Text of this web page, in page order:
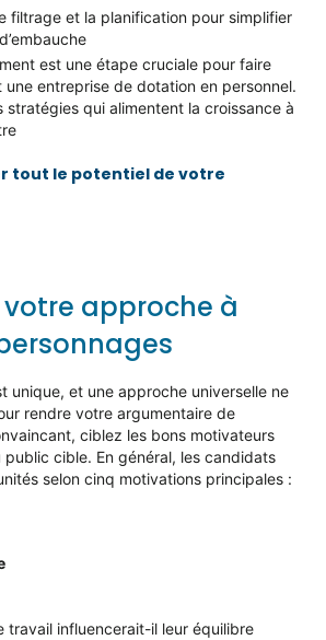
filtrage et la planification pour simplifier
est une étape cruciale pour faire
entreprise de dotation en personnel.
stratégies qui alimentent la croissance à
tout le potentiel de votre
approche à
unique, et une approche universelle ne
rendre votre argumentaire de
ciblez les bons motivateurs
public cible. En général, les candidats
selon cinq motivations principales :
travail influencerait-il leur équilibre